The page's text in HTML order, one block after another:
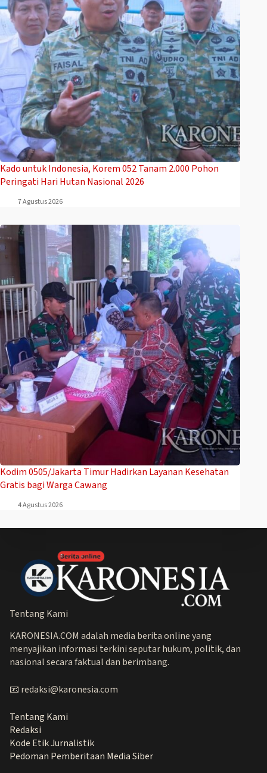
Kado untuk Indonesia, Korem 052 Tanam 2.000 Pohon
Peringati Hari Hutan Nasional 2026
7 Agustus 2026
Kodim 0505/Jakarta Timur Hadirkan Layanan Kesehatan
Gratis bagi Warga Cawang
4 Agustus 2026
Tentang Kami
KARONESIA.COM adalah media berita online yang
menyajikan informasi terkini seputar hukum, politik, dan
nasional secara faktual dan berimbang.
📧 redaksi@karonesia.com
Tentang Kami
Redaksi
Kode Etik Jurnalistik
Pedoman Pemberitaan Media Siber